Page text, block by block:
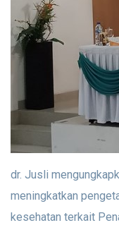
dr. Jusli
meningkatkan
kesehatan terkait